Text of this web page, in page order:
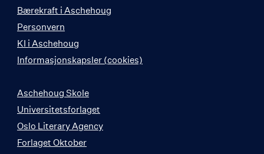
Bærekraft i Aschehoug
Personvern
KI i Aschehoug
Informasjonskapsler (cookies)
Aschehoug Skole
Universitetsforlaget
Oslo Literary Agency
Forlaget Oktober